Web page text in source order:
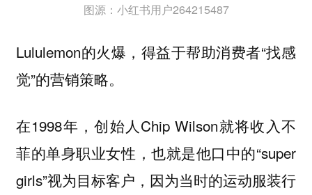
图源：小红书用户264215487
Lululemon的火爆，得益于帮助消费者“找感
觉”的营销策略。
在1998年，创始人Chip Wilson就将收入不
菲的单身职业女性，也就是他口中的“super
girls”视为目标客户，因为当时的运动服装行